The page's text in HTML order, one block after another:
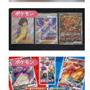
ポケモン
ポケモン